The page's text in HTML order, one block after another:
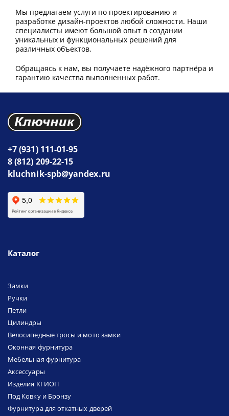
Мы предлагаем услуги по проектированию и
разработке дизайн-проектов любой сложности. Наши
специалисты имеют большой опыт в создании
уникальных и функциональных решений для
различных объектов.
Обращаясь к нам, вы получаете надёжного партнёра и
гарантию качества выполненных работ.
+7 (931) 111-01-95
8 (812) 209-22-15
kluchnik-spb@yandex.ru
Каталог
Замки
Ручки
Петли
Цилиндры
Велосипедные тросы и мото замки
Оконная фурнитура
Мебельная фурнитура
Аксессуары
Изделия КГИОП
Под Ковку и Бронзу
Фурнитура для откатных дверей